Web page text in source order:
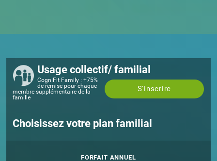
Usage collectif/ familial
S'inscrire
CogniFit Family : +75%
de remise pour chaque
membre supplémentaire de la
famille
Choisissez votre plan familial
FORFAIT ANNUEL